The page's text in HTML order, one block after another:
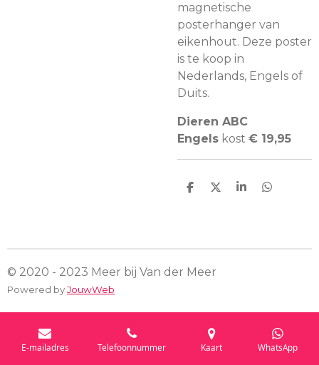
magnetische
posterhanger van
eikenhout. Deze poster
is te koop in
Nederlands, Engels of
Duits.
Dieren ABC
Engels kost € 19,95
D
D
S
D
© 2020 - 2023 Meer bij Van der Meer
Powered byJouwWeb
E-mailadres Telefoonnummer Kaart WhatsApp